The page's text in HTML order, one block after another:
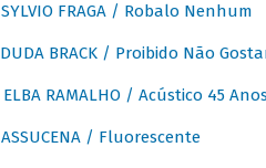
SYLVIO FRAGA / Robalo Nenhum
DUDA BRACK / Proibido Não
ELBA RAMALHO / Acústico 45
ASSUCENA / Fluorescente